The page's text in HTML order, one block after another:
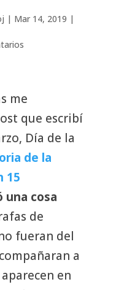
| Mar 14, 2019 |
me
que escribí
Día de la
de la
15
una cosa
de
fueran del
a
en